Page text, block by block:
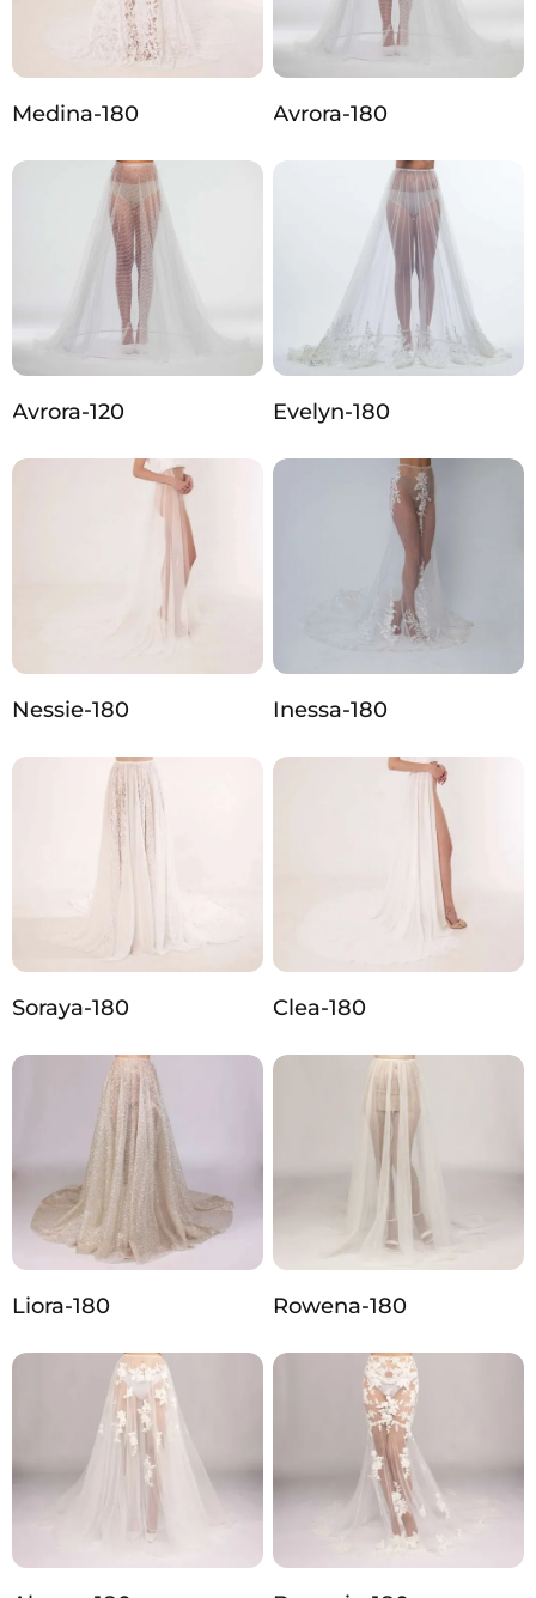
Medina-180 Avrora-180
Avrora-120 Evelyn-180
Nessie-180 Inessa-180
Soraya-180 Clea-180
Liora-180 Rowena-180